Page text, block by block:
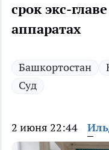
срок экс-
аппаратах
Башкортостан
Суд
2 июня 22:44